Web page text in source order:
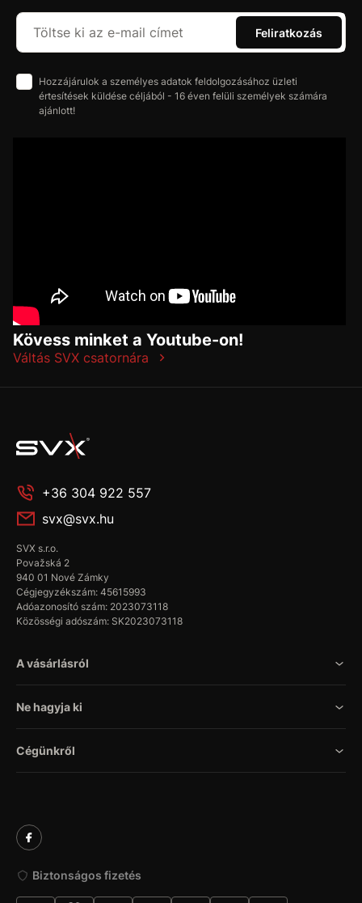
Feliratkozás
Hozzájárulok a személyes adatok feldolgozásához üzleti
értesítések küldése céljából - 16 éven felüli személyek számára
ajánlott!
Kövess minket a Youtube-on!
Váltás SVX csatornára
+36 304 922 557
svx@svx.hu
SVX s.r.o.
Považská 2
940 01 Nové Zámky
Cégjegyzékszám: 45615993
Adóazonosító szám: 2023073118
Közösségi adószám: SK2023073118
A vásárlásról
Ne hagyja ki
Cégünkről
Biztonságos fizetés